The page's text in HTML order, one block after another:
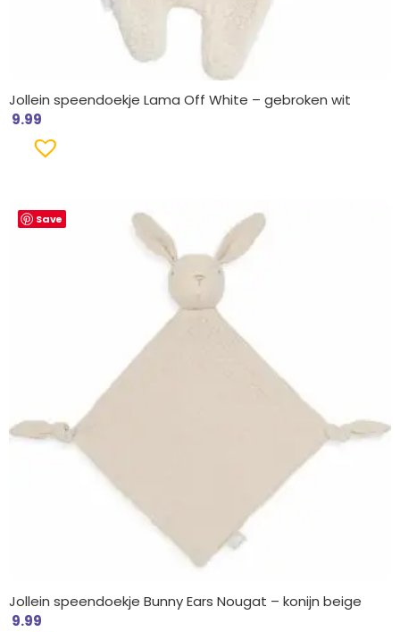
Jollein speendoekje Lama Off White – gebroken wit
9.99
Save
Jollein speendoekje Bunny Ears Nougat – konijn beige
9.99